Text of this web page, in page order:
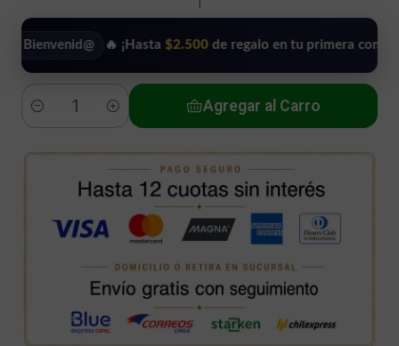
🔥 ¡Hasta$2.500de regalo en tu primera compra! •
Cantidad
Agregar al Carro